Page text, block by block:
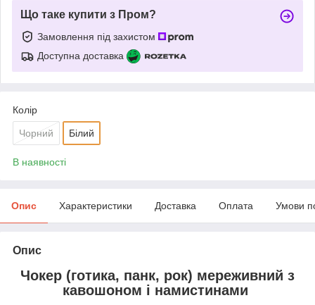
Що таке купити з Пром?
Замовлення під захистом
Доступна доставка
Колір
Чорний Білий
В наявності
Опис Характеристики Доставка Оплата Умови
Опис
Чокер (готика, панк, рок) мереживний з
кавошоном і намистинами